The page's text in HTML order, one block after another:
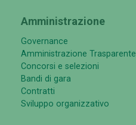
Amministrazione
Governance
Amministrazione Trasparente
Concorsi e selezioni
Bandi di gara
Contratti
Sviluppo organizzativo